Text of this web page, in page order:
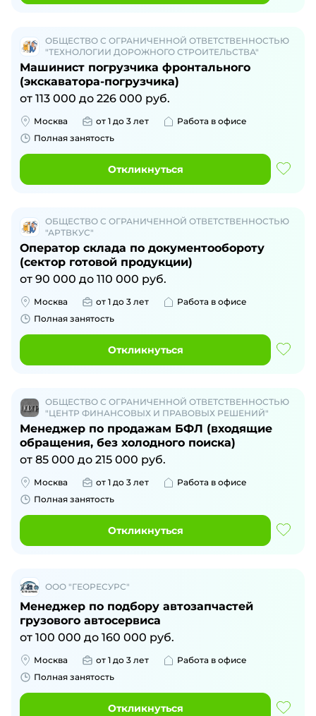
ОБЩЕСТВО С ОГРАНИЧЕННОЙ ОТВЕТСТВЕННОСТЬЮ
"ТЕХНОЛОГИИ ДОРОЖНОГО СТРОИТЕЛЬСТВА"
Машинист погрузчика фронтального
(экскаватора-погрузчика)
от 113 000 до 226 000 руб.
Москва от 1 до 3 лет
Работа в офисе
Полная занятость
Откликнуться
ОБЩЕСТВО С ОГРАНИЧЕННОЙ ОТВЕТСТВЕННОСТЬЮ
"АРТВКУС"
Оператор склада по документообороту
(сектор готовой продукции)
от 90 000 до 110 000 руб.
Москва от 1 до 3 лет
Работа в офисе
Полная занятость
Откликнуться
ОБЩЕСТВО С ОГРАНИЧЕННОЙ ОТВЕТСТВЕННОСТЬЮ
"ЦЕНТР ФИНАНСОВЫХ И ПРАВОВЫХ РЕШЕНИЙ"
Менеджер по продажам БФЛ (входящие
обращения, без холодного поиска)
от 85 000 до 215 000 руб.
Москва от 1 до 3 лет
Работа в офисе
Полная занятость
Откликнуться
ООО "ГЕОРЕСУРС"
Менеджер по подбору автозапчастей
грузового автосервиса
от 100 000 до 160 000 руб.
Москва от 1 до 3 лет
Работа в офисе
Полная занятость
Откликнуться